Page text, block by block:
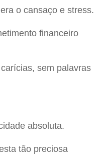
o cansaço e stress.
financeiro
sem palavras
absoluta.
tão preciosa